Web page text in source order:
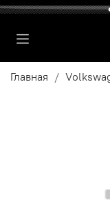
Главная